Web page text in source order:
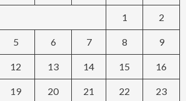
1 2
5 6 7 8 9
12 13 14 15 16
19 20 21 22 23